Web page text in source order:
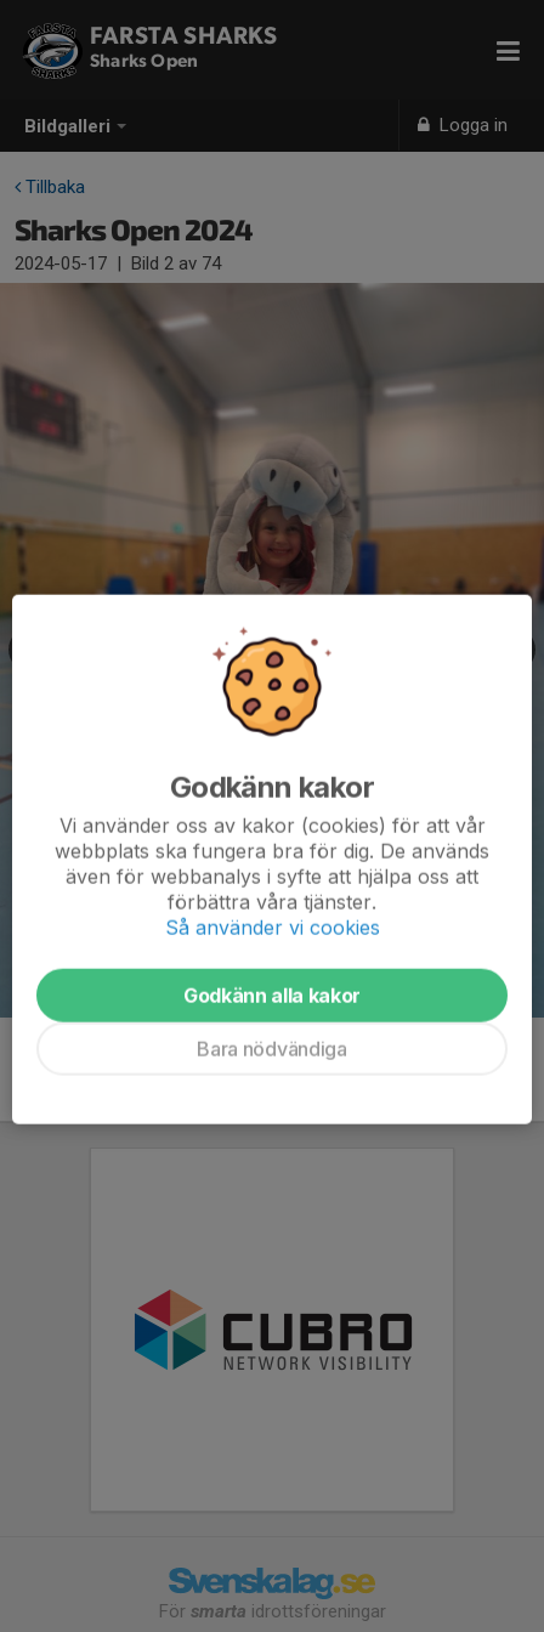
Bildgalleri Logga in
FARSTA SHARKS
Sharks Open
Tillbaka
Sharks Open 2024
2024-05-17 | Bild 2 av 74
För smarta idrottsföreningar
Godkänn kakor
Vi använder oss av kakor (cookies) för att vår
webbplats ska fungera bra för dig. De används
även för webbanalys i syfte att hjälpa oss att
förbättra våra tjänster.
Så använder vi cookies
Godkänn alla kakor
Bara nödvändiga